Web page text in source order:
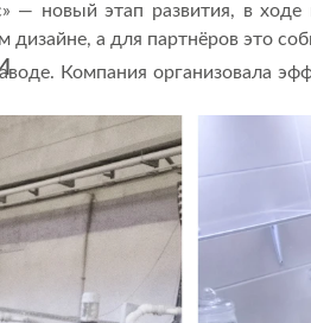
новый этап развития, в ходе
а для партнёров это
Компания организовала